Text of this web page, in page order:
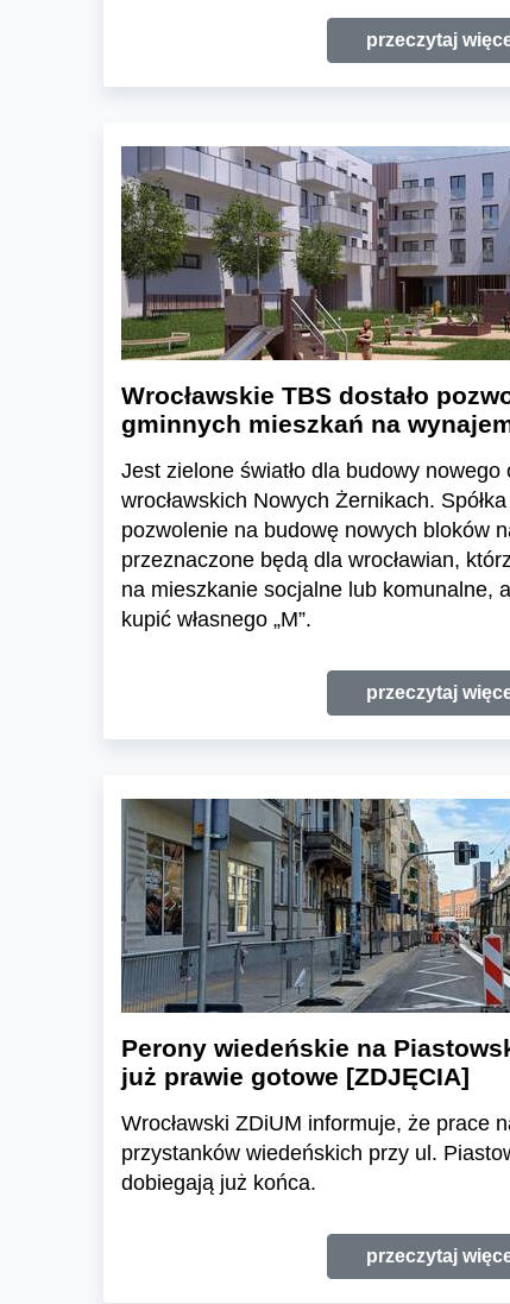
przeczytaj
Wrocławskie TBS dostało
gminnych mieszkań na
Jest zielone światło dla budowy nowego
wrocławskich Nowych Żernikach.
pozwolenie na budowę nowych bloków
przeznaczone będą dla wrocławian,
na mieszkanie socjalne lub komunalne,
kupić własnego „M”.
przeczytaj
Perony wiedeńskie na
już prawie gotowe [ZDJĘCIA]
Wrocławski ZDiUM informuje, że prace
przystanków wiedeńskich przy ul.
dobiegają już końca.
przeczytaj